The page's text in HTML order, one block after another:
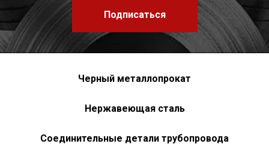
Подписаться
Черный металлопрокат
Нержавеющая сталь
Соединительные детали трубопровода